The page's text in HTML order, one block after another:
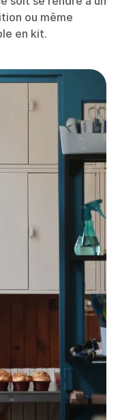
ou même
en kit.